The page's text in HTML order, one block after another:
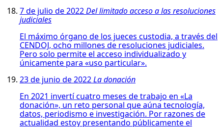
7 de julio de 2022Del limitado acceso a las resoluciones
judiciales
El máximo órgano de los jueces custodia, a través del
CENDOJ, ocho millones de resoluciones judiciales.
Pero solo permite el acceso individualizado y
únicamente para «uso particular».
23 de junio de 2022La donación
En 2021 invertí cuatro meses de trabajo en «La
donación», un reto personal que aúna tecnología,
datos, periodismo e investigación. Por razones de
actualidad estoy presentando públicamente el